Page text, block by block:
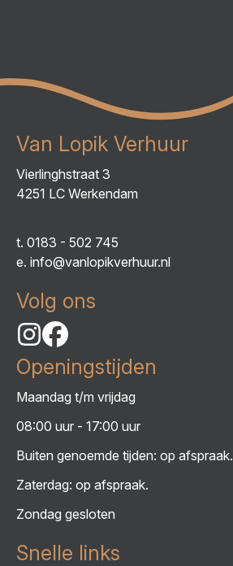
Van Lopik Verhuur
Vierlinghstraat 3
4251 LC Werkendam
t. 0183 - 502 745
e. info@vanlopikverhuur.nl
Volg ons
Openingstijden
Maandag t/m vrijdag
08:00 uur - 17:00 uur
Buiten genoemde tijden: op afspraak.
Zaterdag: op afspraak.
Zondag gesloten
Snelle links